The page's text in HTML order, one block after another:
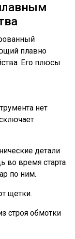
плавно
Его плюсы
нет
детали
во время старта
по ним.
щетки.
строя обмотки